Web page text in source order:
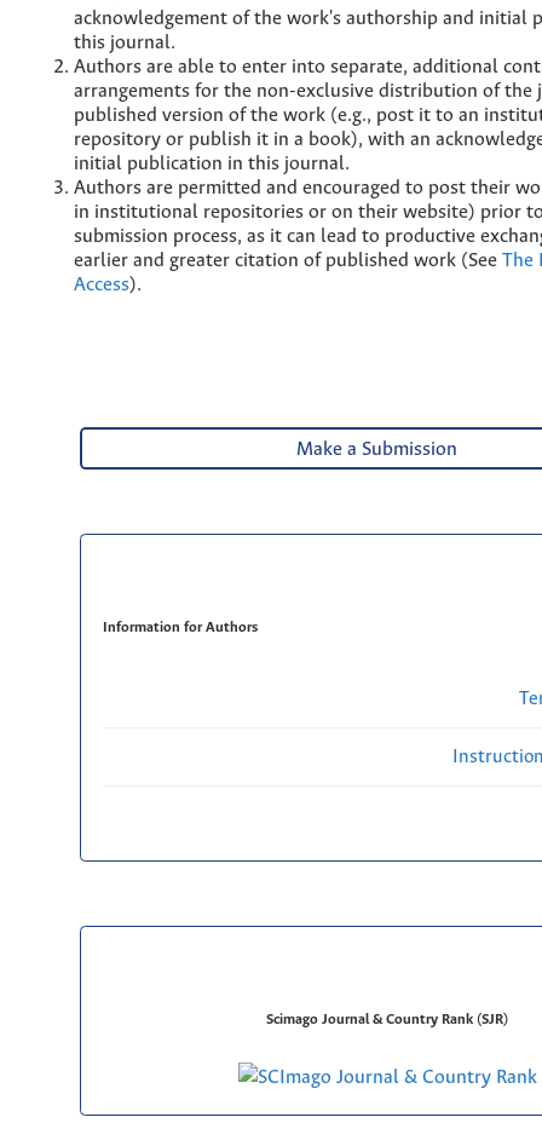
acknowledgement of the work's authorship and initial
this journal.
Authors are able to enter into separate, additional
arrangements for the non-exclusive distribution of the
published version of the work (e.g., post it to an
repository or publish it in a book), with an
initial publication in this journal.
Authors are permitted and encouraged to post their
in institutional repositories or on their website) prior
submission process, as it can lead to productive
earlier and greater citation of published work (See The
Access).
Make a Submission
Information for Authors
Scimago Journal & Country Rank (SJR)